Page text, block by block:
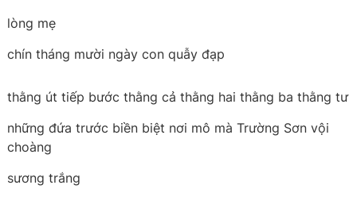
lòng mẹ
chín tháng mười ngày con quẫy đạp
thằng út tiếp bước thằng cả thằng hai thằng ba thằng tư
những đứa trước biền biệt nơi mô mà Trường Sơn vội
choàng
sương trắng